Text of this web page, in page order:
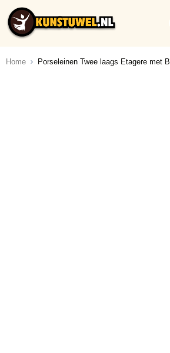
Ga naar de inhoud
Home Porseleinen Twee laags Etagere met